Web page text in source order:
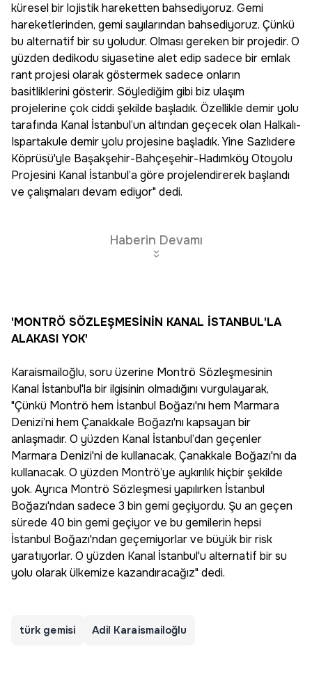
küresel bir lojistik hareketten bahsediyoruz. Gemi
hareketlerinden, gemi sayılarından bahsediyoruz. Çünkü
bu alternatif bir su yoludur. Olması gereken bir projedir. O
yüzden dedikodu siyasetine alet edip sadece bir emlak
rant projesi olarak göstermek sadece onların
basitliklerini gösterir. Söylediğim gibi biz ulaşım
projelerine çok ciddi şekilde başladık. Özellikle demir yolu
tarafında Kanal İstanbul’un altından geçecek olan Halkalı-
Ispartakule demir yolu projesine başladık. Yine Sazlıdere
Köprüsü'yle Başakşehir-Bahçeşehir-Hadımköy Otoyolu
Projesini Kanal İstanbul’a göre projelendirerek başlandı
ve çalışmaları devam ediyor" dedi.
Haberin Devamı
'MONTRÖ SÖZLEŞMESİNİN KANAL İSTANBUL'LA
ALAKASI YOK'
Karaismailoğlu, soru üzerine Montrö Sözleşmesinin
Kanal İstanbul'la bir ilgisinin olmadığını vurgulayarak,
"Çünkü Montrö hem İstanbul Boğazı'nı hem Marmara
Denizi’ni hem Çanakkale Boğazı'nı kapsayan bir
anlaşmadır. O yüzden Kanal İstanbul’dan geçenler
Marmara Denizi'ni de kullanacak, Çanakkale Boğazı'nı da
kullanacak. O yüzden Montrö’ye aykırılık hiçbir şekilde
yok. Ayrıca Montrö Sözleşmesi yapılırken İstanbul
Boğazı'ndan sadece 3 bin gemi geçiyordu. Şu an geçen
sürede 40 bin gemi geçiyor ve bu gemilerin hepsi
İstanbul Boğazı'ndan geçemiyorlar ve büyük bir risk
yaratıyorlar. O yüzden Kanal İstanbul'u alternatif bir su
yolu olarak ülkemize kazandıracağız" dedi.
türk gemisi Adil Karaismailoğlu